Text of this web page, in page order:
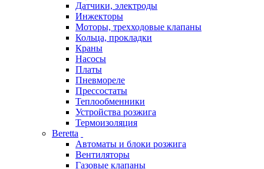
Датчики, электроды
Инжекторы
Моторы, трехходовые клапаны
Кольца, прокладки
Краны
Насосы
Платы
Пневмореле
Прессостаты
Теплообменники
Устройства розжига
Термоизоляция
Beretta
Автоматы и блоки розжига
Вентиляторы
Газовые клапаны